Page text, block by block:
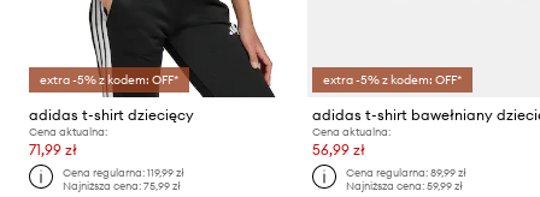
extra -5% z kodem: OFF*
adidas t-shirt dziecięcy
Cena aktualna:
71,99 zł
Cena regularna:119,99 zł
Najniższa cena:75,99 zł
extra -5% z kodem: OFF*
adidas t-shirt bawełniany
Cena aktualna:
56,99 zł
Cena regularna: 89,99 zł
Najniższa cena: 59,99 zł